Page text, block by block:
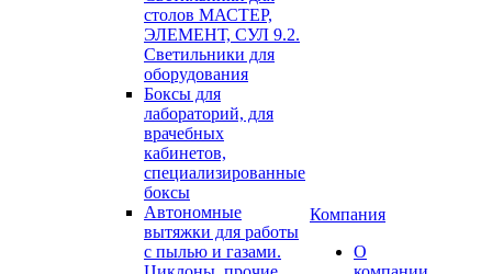
столов МАСТЕР,
ЭЛЕМЕНТ, СУЛ 9.2.
Светильники для
оборудования
Боксы для
лабораторий, для
врачебных
кабинетов,
специализированные
боксы
Автономные
вытяжки для работы
с пылью и газами.
Компания
О